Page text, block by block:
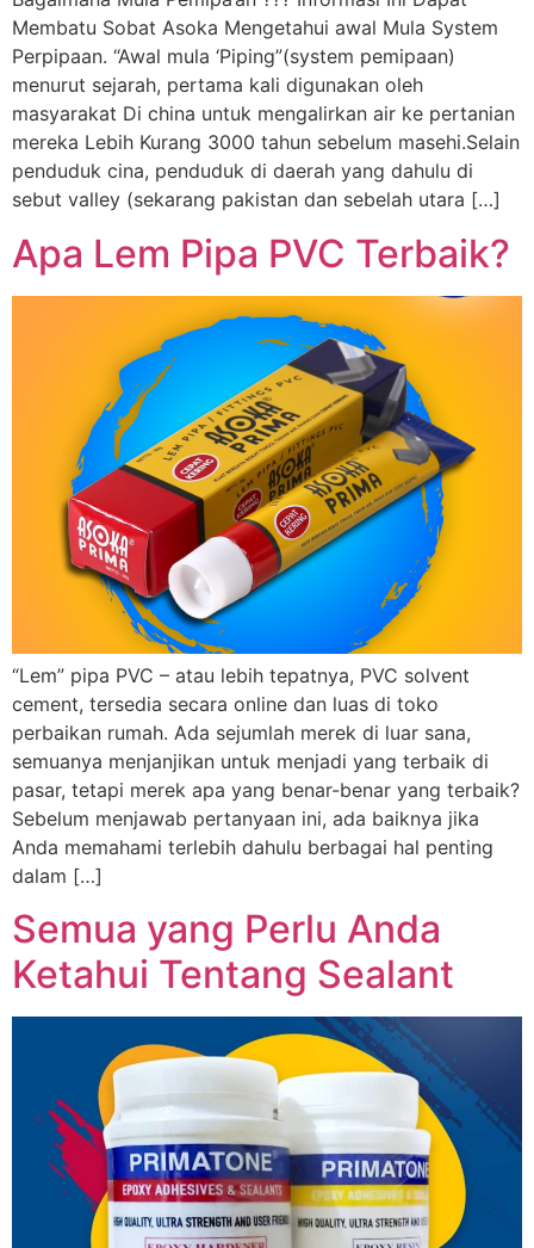
Membatu Sobat Asoka Mengetahui awal Mula System
Perpipaan. “Awal mula ‘Piping”(system pemipaan)
menurut sejarah, pertama kali digunakan oleh
masyarakat Di china untuk mengalirkan air ke pertanian
mereka Lebih Kurang 3000 tahun sebelum masehi.Selain
penduduk cina, penduduk di daerah yang dahulu di
sebut valley (sekarang pakistan dan sebelah utara […]
Apa Lem Pipa PVC Terbaik?
“Lem” pipa PVC – atau lebih tepatnya, PVC solvent
cement, tersedia secara online dan luas di toko
perbaikan rumah. Ada sejumlah merek di luar sana,
semuanya menjanjikan untuk menjadi yang terbaik di
pasar, tetapi merek apa yang benar-benar yang terbaik?
Sebelum menjawab pertanyaan ini, ada baiknya jika
Anda memahami terlebih dahulu berbagai hal penting
dalam […]
Semua yang Perlu Anda
Ketahui Tentang Sealant